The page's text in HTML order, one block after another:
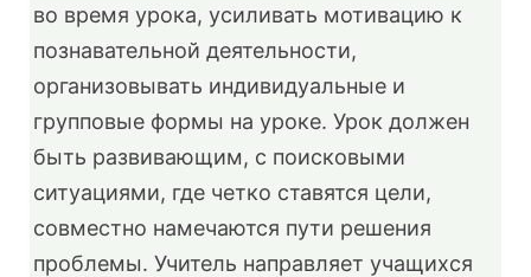
во время урока, усиливать мотивацию к
познавательной деятельности,
организовывать индивидуальные и
групповые формы на уроке. Урок должен
быть развивающим, с поисковыми
ситуациями, где четко ставятся цели,
совместно намечаются пути решения
проблемы. Учитель направляет учащихся